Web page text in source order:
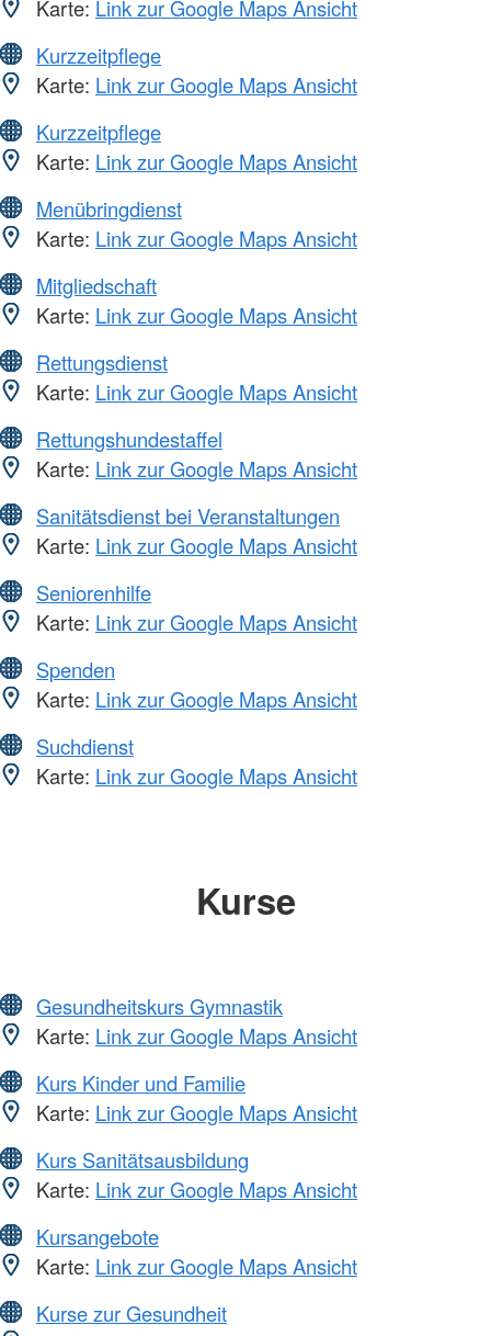
Karte: Link zur Google Maps Ansicht
Kurzzeitpflege
Karte: Link zur Google Maps Ansicht
Kurzzeitpflege
Karte: Link zur Google Maps Ansicht
Menübringdienst
Karte: Link zur Google Maps Ansicht
Mitgliedschaft
Karte: Link zur Google Maps Ansicht
Rettungsdienst
Karte: Link zur Google Maps Ansicht
Rettungshundestaffel
Karte: Link zur Google Maps Ansicht
Sanitätsdienst bei Veranstaltungen
Karte: Link zur Google Maps Ansicht
Seniorenhilfe
Karte: Link zur Google Maps Ansicht
Spenden
Karte: Link zur Google Maps Ansicht
Suchdienst
Karte: Link zur Google Maps Ansicht
Kurse
Gesundheitskurs Gymnastik
Karte: Link zur Google Maps Ansicht
Kurs Kinder und Familie
Karte: Link zur Google Maps Ansicht
Kurs Sanitätsausbildung
Karte: Link zur Google Maps Ansicht
Kursangebote
Karte: Link zur Google Maps Ansicht
Kurse zur Gesundheit